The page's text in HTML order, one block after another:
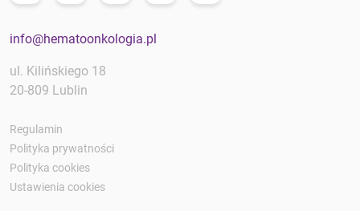
info@hematoonkologia.pl
ul. Kilińskiego 18
20-809 Lublin
Regulamin
Polityka prywatności
Polityka cookies
Ustawienia cookies